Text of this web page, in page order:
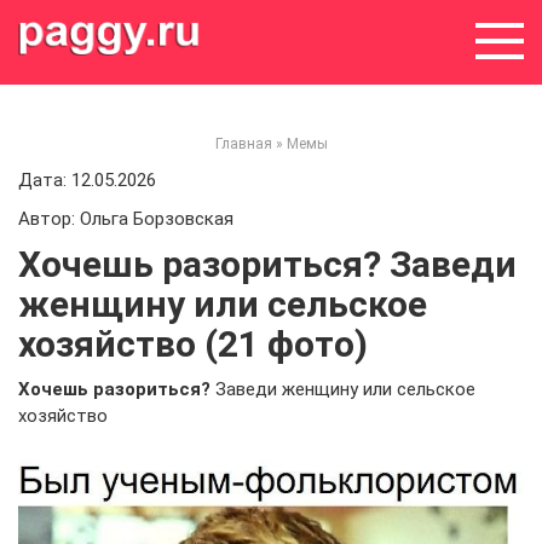
Главная » Мемы
Дата: 12.05.2026
Автор: Ольга Борзовская
Хочешь разориться? Заведи
женщину или сельское
хозяйство (21 фото)
Хочешь разориться? Заведи женщину или сельское
хозяйство